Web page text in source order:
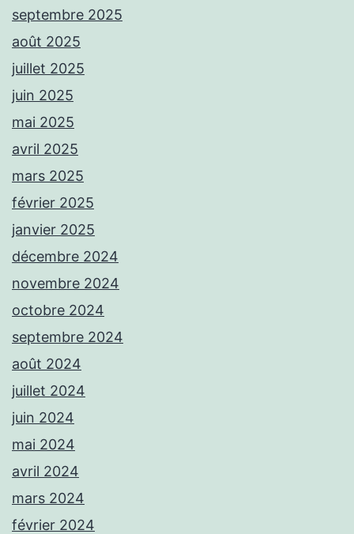
septembre 2025
août 2025
juillet 2025
juin 2025
mai 2025
avril 2025
mars 2025
février 2025
janvier 2025
décembre 2024
novembre 2024
octobre 2024
septembre 2024
août 2024
juillet 2024
juin 2024
mai 2024
avril 2024
mars 2024
février 2024